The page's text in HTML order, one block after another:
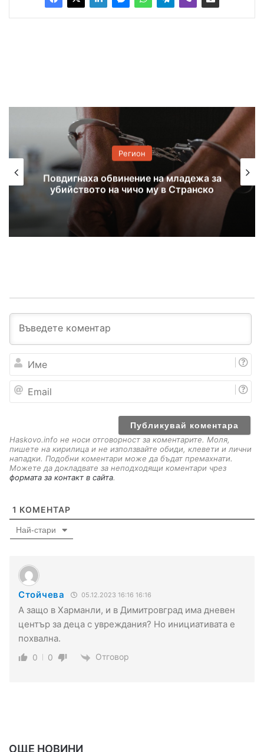
Регион
Задържаха 18-годишен за
убийството на чичо си с дървен кол
И
е
a
Haskovo.info не носи отговорност за коментарите. Моля,
пишете на кирилица и не използвайте обиди, клевети и лични
нападки. Подобни коментари може да бъдат премахнати.
Можете да докладвате за неподходящи коментари чрез
формата за контакт в сайта.
1 КОМЕНТАР
Най-стари
Стойчева 05.12.2023 16:16 16:16
А защо в Харманли, и в Димитровград има дневен
център за деца с увреждания? Но инициативата е
похвална.
0 0 Отговор
ОЩЕ НОВИНИ